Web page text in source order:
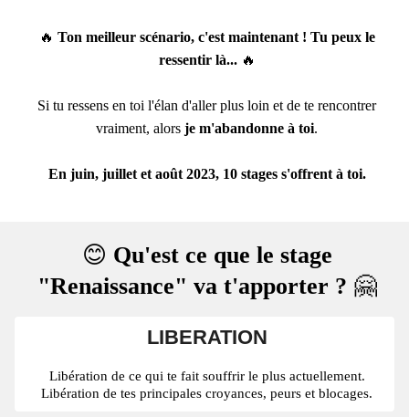
🔥 Ton meilleur scénario, c'est maintenant ! Tu peux le
ressentir là... 🔥
Si tu ressens en toi l'élan d'aller plus loin et de te rencontrer
vraiment, alors je m'abandonne à toi.
En juin, juillet et août 2023, 10 stages s'offrent à toi.
😊 Qu'est ce que le stage
"Renaissance" va t'apporter ? 🤗
LIBERATION
Libération de ce qui te fait souffrir le plus actuellement.
Libération de tes principales croyances, peurs et blocages.